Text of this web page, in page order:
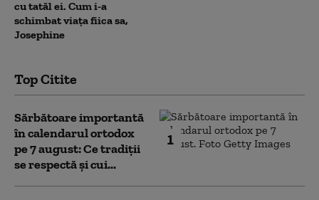
cu tatăl ei. Cum i-a
schimbat viața fiica sa,
Josephine
Top Citite
1
Sărbătoare importantă
în calendarul ortodox
pe 7 august: Ce tradiții
se respectă și cui...